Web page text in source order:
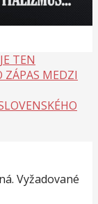
TEN
ZÁPAS MEDZI
Vyžadované